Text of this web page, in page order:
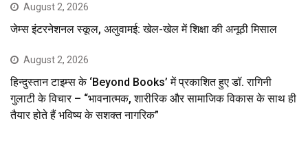
August 2, 2026
जेम्स इंटरनेशनल स्कूल, अलुवामई: खेल-खेल में शिक्षा की अनूठी मिसाल
August 2, 2026
हिन्दुस्तान टाइम्स के ‘Beyond Books’ में प्रकाशित हुए डॉ. रागिनी
गुलाटी के विचार – “भावनात्मक, शारीरिक और सामाजिक विकास के साथ ही
तैयार होते हैं भविष्य के सशक्त नागरिक”